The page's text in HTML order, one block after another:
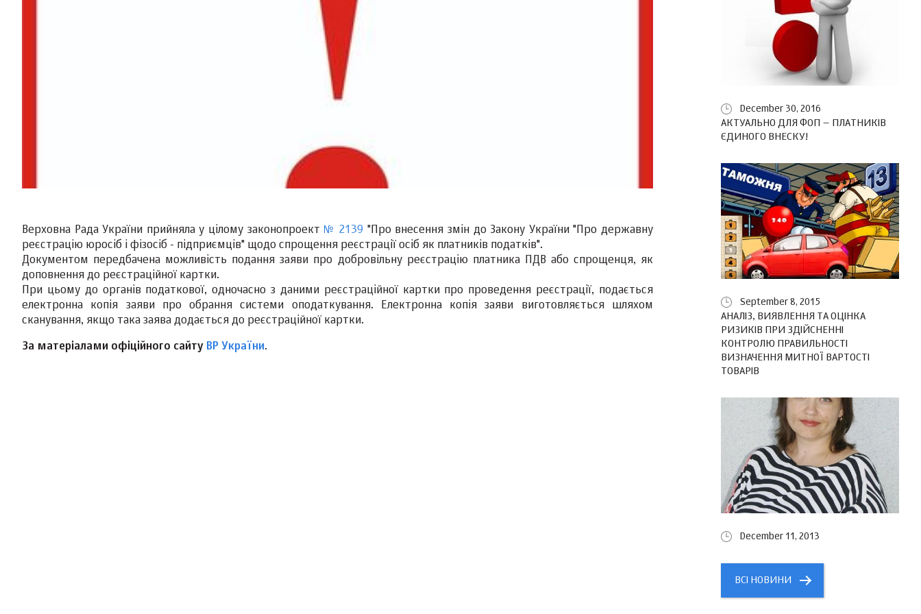
Верховна Рада України прийняла у цілому законопроект № 2139 "Про внесення змін до Закону України "Про державну
реєстрацію юросіб і фізосіб - підприємців" щодо спрощення реєстрації осіб як платників податків".
Документом передбачена можливість подання заяви про добровільну реєстрацію платника ПДВ або спрощенця, як
доповнення до реєстраційної картки.
При цьому до органів податкової, одночасно з даними реєстраційної картки про проведення реєстрації, подається
електронна копія заяви про обрання системи оподаткування. Електронна копія заяви виготовляється шляхом
сканування, якщо така заява додається до реєстраційної картки.
За матеріалами офіційного сайту ВР України.
December 30, 2016
АКТУАЛЬНО ДЛЯ ФОП – ПЛАТНИКІВ
ЄДИНОГО ВНЕСКУ!
September 8, 2015
АНАЛІЗ, ВИЯВЛЕННЯ ТА ОЦІНКА
РИЗИКІВ ПРИ ЗДІЙСНЕННІ
КОНТРОЛЮ ПРАВИЛЬНОСТІ
ВИЗНАЧЕННЯ МИТНОЇ ВАРТОСТІ
ТОВАРІВ
December 11, 2013
ВСІ НОВИНИ